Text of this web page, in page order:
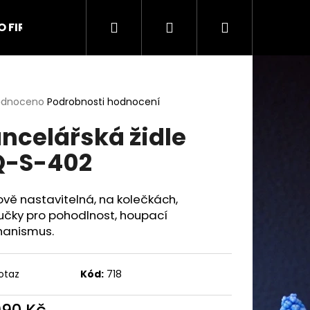
FIRMĚ Kontakt Obchodní podmínky
Hledat PřihlášeníNákupní
Podrobnosti hodnocení
židle
S-402
nastavitelná, na kolečkách,
pro pohodlnost, houpací
Kód: 718
UŠÁK